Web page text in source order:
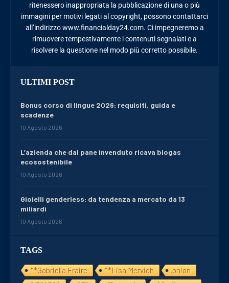
TAGS
**Gabriella Fraire **Lisa Mervich
.onion
ritenessero inappropriata la pubblicazione di una o più
immagini per motivi legati al copyright, possono contattarci
all’indirizzo www.financialday24.com. Ci impegneremo a
rimuovere tempestivamente i contenuti segnalati e a
risolvere la questione nel modo più corretto possibile.
ULTIMI POST
Bonus corso di lingue 2026: requisiti, guida e
scadenze
10 Agosto 2026
L’azienda che dal pane invenduto ricava biogas
ecosostenibile
10 Agosto 2026
Gioielli genderless: da tendenza a mercato da 13
miliardi
10 Agosto 2026